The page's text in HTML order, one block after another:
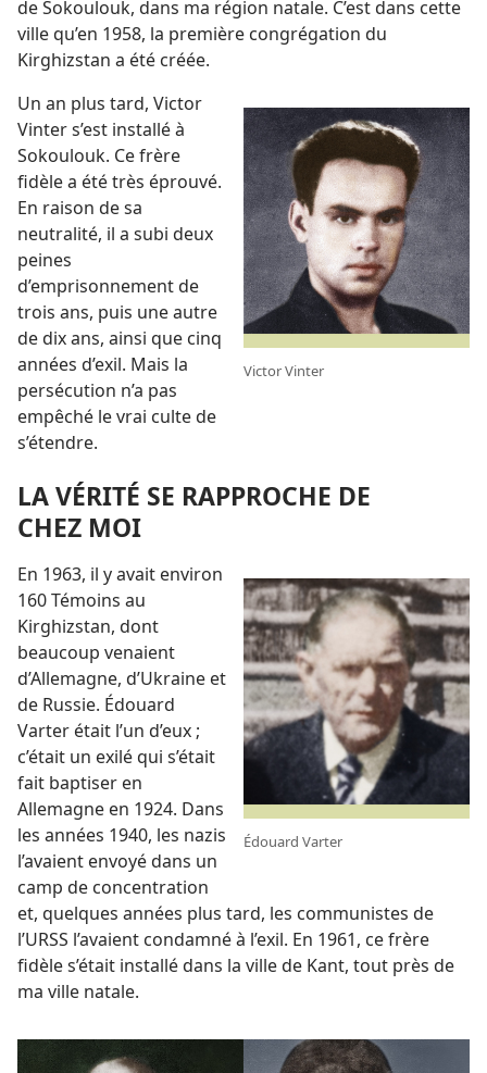
de Sokoulouk, dans ma région natale. C’est dans cette
ville qu’en 1958, la première congrégation du
Kirghizstan a été créée.
Victor Vinter
Un an plus tard, Victor
Vinter s’est installé à
Sokoulouk. Ce frère
fidèle a été très éprouvé.
En raison de sa
neutralité, il a subi deux
peines
d’emprisonnement de
trois ans, puis une autre
de dix ans, ainsi que cinq
années d’exil. Mais la
persécution n’a pas
empêché le vrai culte de
s’étendre.
LA VÉRITÉ SE RAPPROCHE DE
CHEZ MOI
Édouard Varter
En 1963, il y avait environ
160 Témoins au
Kirghizstan, dont
beaucoup venaient
d’Allemagne, d’Ukraine et
de Russie. Édouard
Varter était l’un d’eux ;
c’était un exilé qui s’était
fait baptiser en
Allemagne en 1924. Dans
les années 1940, les nazis
l’avaient envoyé dans un
camp de concentration
et, quelques années plus tard, les communistes de
l’URSS l’avaient condamné à l’exil. En 1961, ce frère
fidèle s’était installé dans la ville de Kant, tout près de
ma ville natale.